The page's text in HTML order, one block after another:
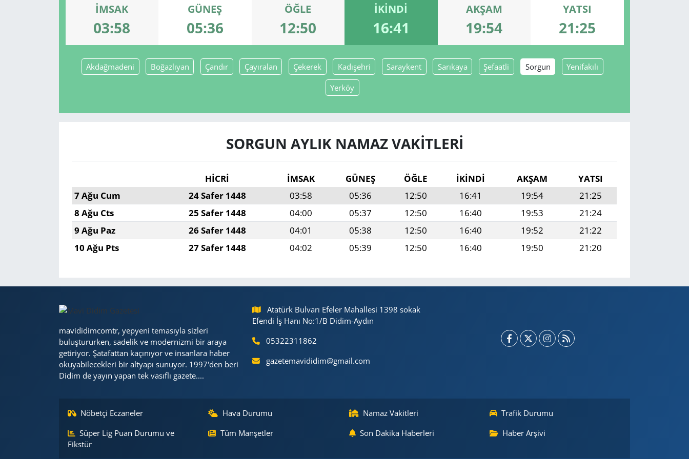
İMSAK
03:58
GÜNEŞ
05:36
ÖĞLE
12:50
İKINDI
16:41
AKŞAM
19:54
YATSI
21:25
Akdağmadeni Boğazlıyan Çandır Çayıralan Çekerek Kadışehri Saraykent Sarıkaya Şefaatli Sorgun Yenifakılı
Yerköy
SORGUN AYLIK NAMAZ VAKITLERI
HİCRİ İMSAK GÜNEŞ ÖĞLE İKINDI AKŞAM
YATSI
7 Ağu Cum
24 Safer 1448 03:58 05:36 12:50 16:41 19:54
21:25
8 Ağu Cts
25 Safer 1448 04:00 05:37 12:50 16:40 19:53
21:24
9 Ağu Paz
26 Safer 1448 04:01 05:38 12:50 16:40 19:52
21:22
10 Ağu Pts
27 Safer 1448 04:02 05:39 12:50 16:40 19:50 21:20
mavididimcomtr, yepyeni temasıyla sizleri
buluştururken, sadelik ve modernizmi bir araya
getiriyor. Şatafattan kaçınıyor ve insanlara haber
okuyabilecekleri bir altyapı sunuyor. 1997'den beri
Didim de yayın yapan tek vasıflı gazete....
Atatürk Bulvarı Efeler Mahallesi 1398 sokak
Efendi İş Hanı No:1/B Didim-Aydın
05322311862
gazetemavididim@gmail.com
Nöbetçi Eczaneler Hava Durumu Namaz Vakitleri
Trafik Durumu
Süper Lig Puan Durumu ve
Fikstür
Tüm Manşetler Son Dakika Haberleri Haber Arşivi
HABERDE İNSAN
KÜLTÜR SANAT